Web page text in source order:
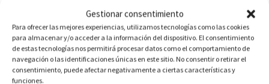
Gestionar consentimiento
Para ofrecer las mejores experiencias, utilizamos tecnologías como las cookies
para almacenar y/o acceder a la información del dispositivo. El consentimiento
de estas tecnologías nos permitirá procesar datos como el comportamiento de
navegación o las identificaciones únicas en este sitio. No consentir o retirar el
consentimiento, puede afectar negativamente a ciertas características y
funciones.
Modelo híbrido, donde la automatización
potencia el criterio humano.
Insights en tiempo real, directamente desde las
conversaciones del Contact Center.